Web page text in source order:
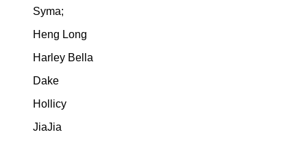
Syma;
Heng Long
Harley Bella
Dake
Hollicy
JiaJia